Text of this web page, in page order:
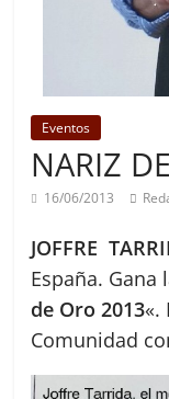
Eventos
NARIZ
16/06/2013
JOFFRE
España. Gana
de Oro 2013«.
Comunidad